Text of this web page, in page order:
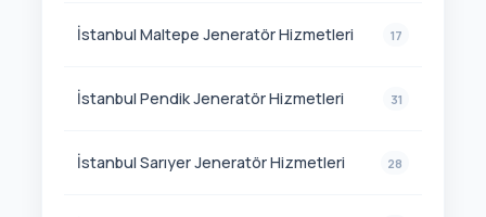
İstanbul Maltepe Jeneratör Hizmetleri 17
İstanbul Pendik Jeneratör Hizmetleri 31
İstanbul Sarıyer Jeneratör Hizmetleri 28